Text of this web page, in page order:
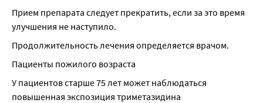
Прием препарата следует прекратить, если за это время
улучшения не наступило.
Продолжительность лечения определяется врачом.
Пациенты пожилого возраста
У пациентов старше 75 лет может наблюдаться
повышенная экспозиция триметазидина